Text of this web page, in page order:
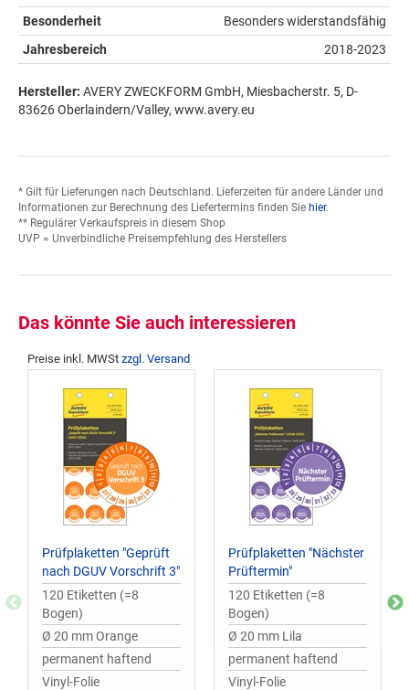
Besonderheit
Besonders widerstandsfähig
Jahresbereich
2018-2023
Hersteller: AVERY ZWECKFORM GmbH, Miesbacherstr. 5, D-
83626 Oberlaindern/Valley, www.avery.eu
* Gilt für Lieferungen nach Deutschland. Lieferzeiten für andere Länder und
Informationen zur Berechnung des Liefertermins finden Sie hier.
** Regulärer Verkaufspreis in diesem Shop
UVP = Unverbindliche Preisempfehlung des Herstellers
Das könnte Sie auch interessieren
Preise inkl. MWSt zzgl. Versand
Prüfplaketten "Geprüft
nach DGUV Vorschrift 3"
120 Etiketten (=8
Bogen)
Ø 20 mm Orange
permanent haftend
Vinyl-Folie
Prüfplaketten "Nächster
Prüftermin"
120 Etiketten (=8
Bogen)
Ø 20 mm Lila
permanent haftend
Vinyl-Folie